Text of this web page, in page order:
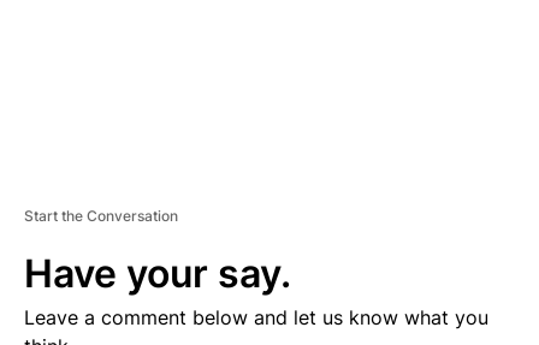
Start the Conversation
Have your say.
Leave a comment below and let us know what you